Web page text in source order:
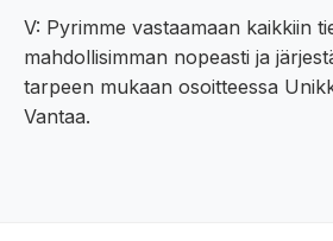
V: Pyrimme vastaamaan kaikkiin
mahdollisimman nopeasti ja
tarpeen mukaan osoitteessa
Vantaa.